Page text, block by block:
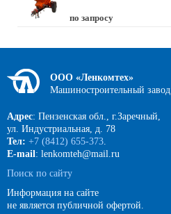
по запросу
ООО «Ленкомтех»
Машиностроительный завод
Адрес: Пензенская обл., г.Заречный,
ул. Индустриальная, д. 78
Тел: +7 (8412) 655-373.
E-mail: lenkomteh@mail.ru
Поиск по сайту
Информация на сайте
не является публичной офертой.